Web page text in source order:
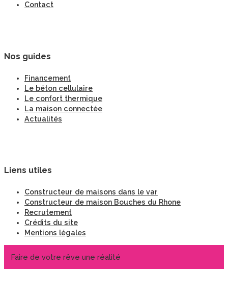
Contact
Nos guides
Financement
Le béton cellulaire
Le confort thermique
La maison connectée
Actualités
Liens utiles
Constructeur de maisons dans le var
Constructeur de maison Bouches du Rhone
Recrutement
Crédits du site
Mentions légales
Faire de votre rêve une réalité